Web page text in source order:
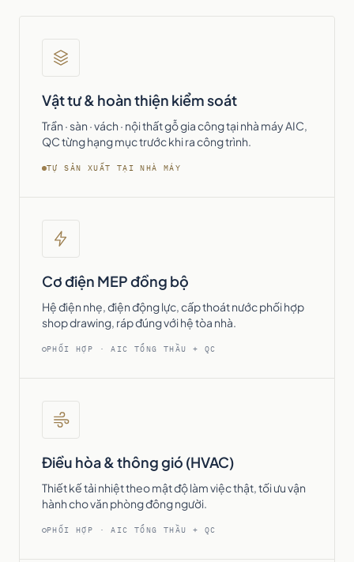
Vật tư & hoàn thiện kiểm soát
Trần · sàn · vách · nội thất gỗ gia công tại nhà máy AIC,
QC từng hạng mục trước khi ra công trình.
TỰ SẢN XUẤT TẠI NHÀ MÁY
Cơ điện MEP đồng bộ
Hệ điện nhẹ, điện động lực, cấp thoát nước phối hợp
shop drawing, ráp đúng với hệ tòa nhà.
PHỐI HỢP · AIC TỔNG THẦU + QC
Điều hòa & thông gió (HVAC)
Thiết kế tải nhiệt theo mật độ làm việc thật, tối ưu vận
hành cho văn phòng đông người.
PHỐI HỢP · AIC TỔNG THẦU + QC